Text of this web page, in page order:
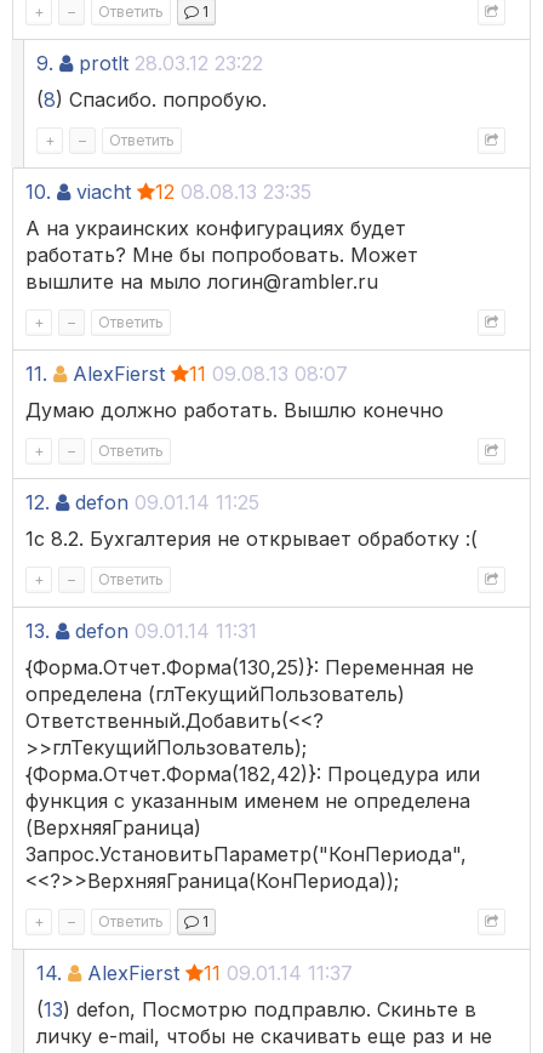
+ – Ответить 1
9. protlt 28.03.12 23:22
(8) Спасибо. попробую.
+ – Ответить
10. viacht 12 08.08.13 23:35
А на украинских конфигурациях будет
работать? Мне бы попробовать. Может
вышлите на мыло логин@rambler.ru
+ – Ответить
11. AlexFierst 11 09.08.13 08:07
Думаю должно работать. Вышлю конечно
+ – Ответить
12. defon 09.01.14 11:25
1c 8.2. Бухгалтерия не открывает обработку :(
+ – Ответить
13. defon 09.01.14 11:31
{Форма.Отчет.Форма(130,25)}: Переменная не
определена (глТекущийПользователь)
Ответственный.Добавить(<<?
>>глТекущийПользователь);
{Форма.Отчет.Форма(182,42)}: Процедура или
функция с указанным именем не определена
(ВерхняяГраница)
Запрос.УстановитьПараметр("КонПериода",
<<?>>ВерхняяГраница(КонПериода));
+ – Ответить 1
14. AlexFierst 11 09.01.14 11:37
(13) defon, Посмотрю подправлю. Скиньте в
личку e-mail, чтобы не скачивать еще раз и не